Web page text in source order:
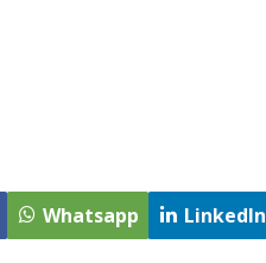
Whatsapp LinkedIn